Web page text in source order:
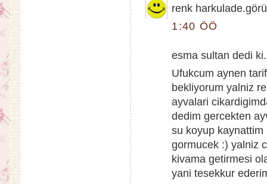
renk
1:40 ÖÖ
esma sultan dedi
Ufukcum aynen
bekliyorum yalniz
ayvalari
dedim gercekten
su koyup
gormucek :) yalniz
kivama getirmesi
yani tesekkur